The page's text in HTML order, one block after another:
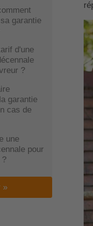
garantie
d'une
?
garantie
cas de
une
pour
?
les autres
un
»